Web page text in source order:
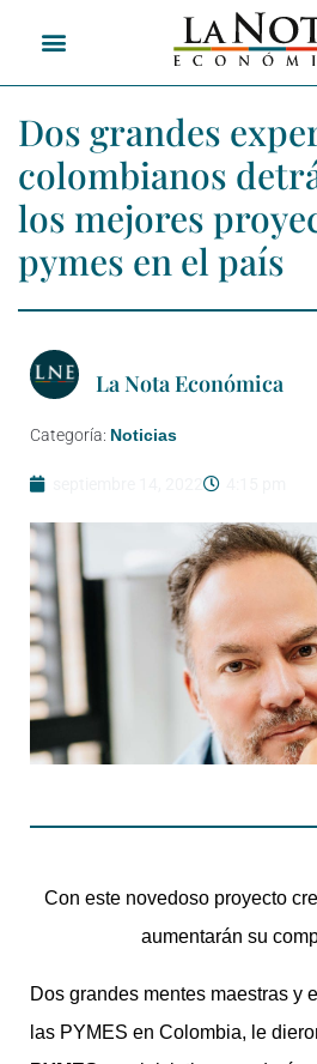
Dos grandes
colombianos
los mejores
pymes en el país
La Nota Económica
Categoría: Noticias
Con este novedoso proyecto
aumentarán su
Dos grandes mentes maestras y
las PYMES en Colombia, le